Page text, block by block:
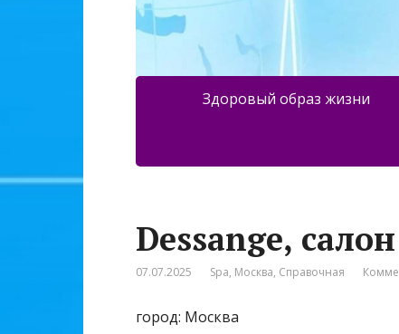
Здоровый образ жизни
Dessange,
07.07.2025 Spa, Москва, Справочная
город: Москва